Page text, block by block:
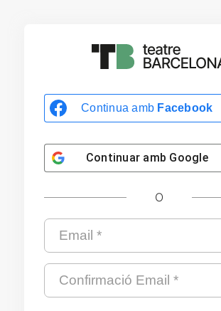
Continua amb Facebook
Continuar amb Google
O